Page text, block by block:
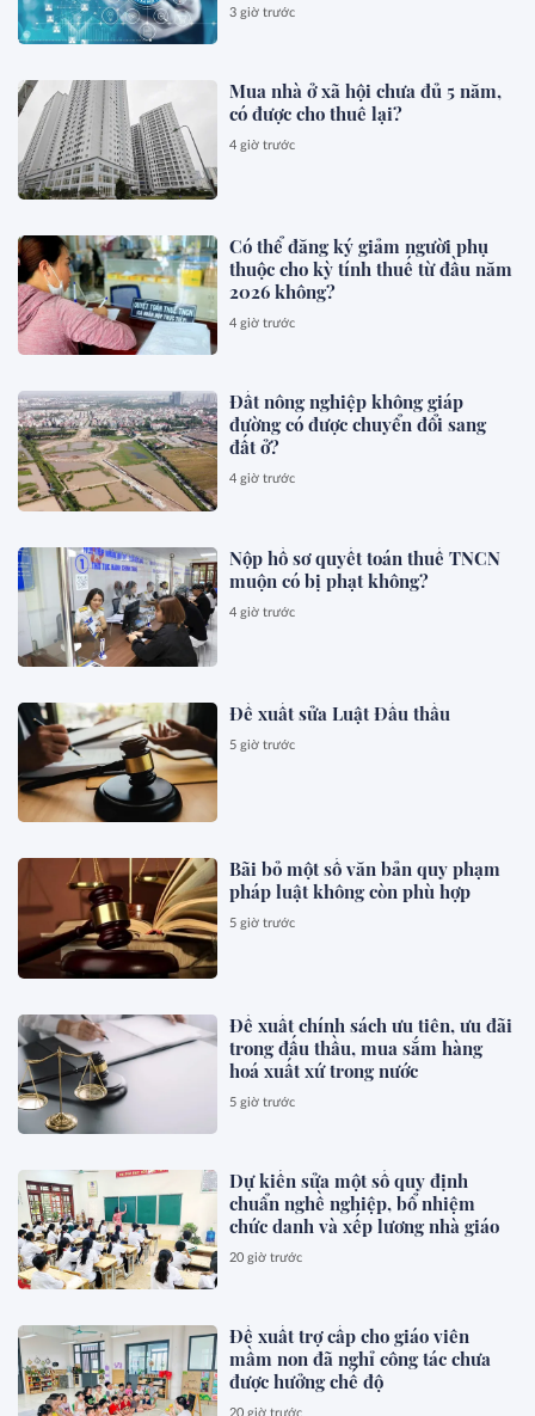
3 giờ trước
Mua nhà ở xã hội chưa đủ 5 năm,
có được cho thuê lại?
4 giờ trước
Có thể đăng ký giảm người phụ
thuộc cho kỳ tính thuế từ đầu năm
2026 không?
4 giờ trước
Đất nông nghiệp không giáp
đường có được chuyển đổi sang
đất ở?
4 giờ trước
Nộp hồ sơ quyết toán thuế TNCN
muộn có bị phạt không?
4 giờ trước
Đề xuất sửa Luật Đấu thầu
5 giờ trước
Bãi bỏ một số văn bản quy phạm
pháp luật không còn phù hợp
5 giờ trước
Đề xuất chính sách ưu tiên, ưu đãi
trong đấu thầu, mua sắm hàng
hoá xuất xứ trong nước
5 giờ trước
Dự kiến sửa một số quy định
chuẩn nghề nghiệp, bổ nhiệm
chức danh và xếp lương nhà giáo
20 giờ trước
Đề xuất trợ cấp cho giáo viên
mầm non đã nghỉ công tác chưa
được hưởng chế độ